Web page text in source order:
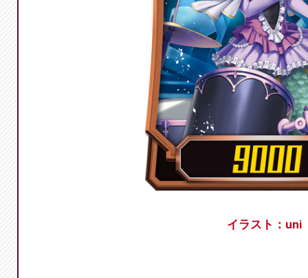
イラスト：uni